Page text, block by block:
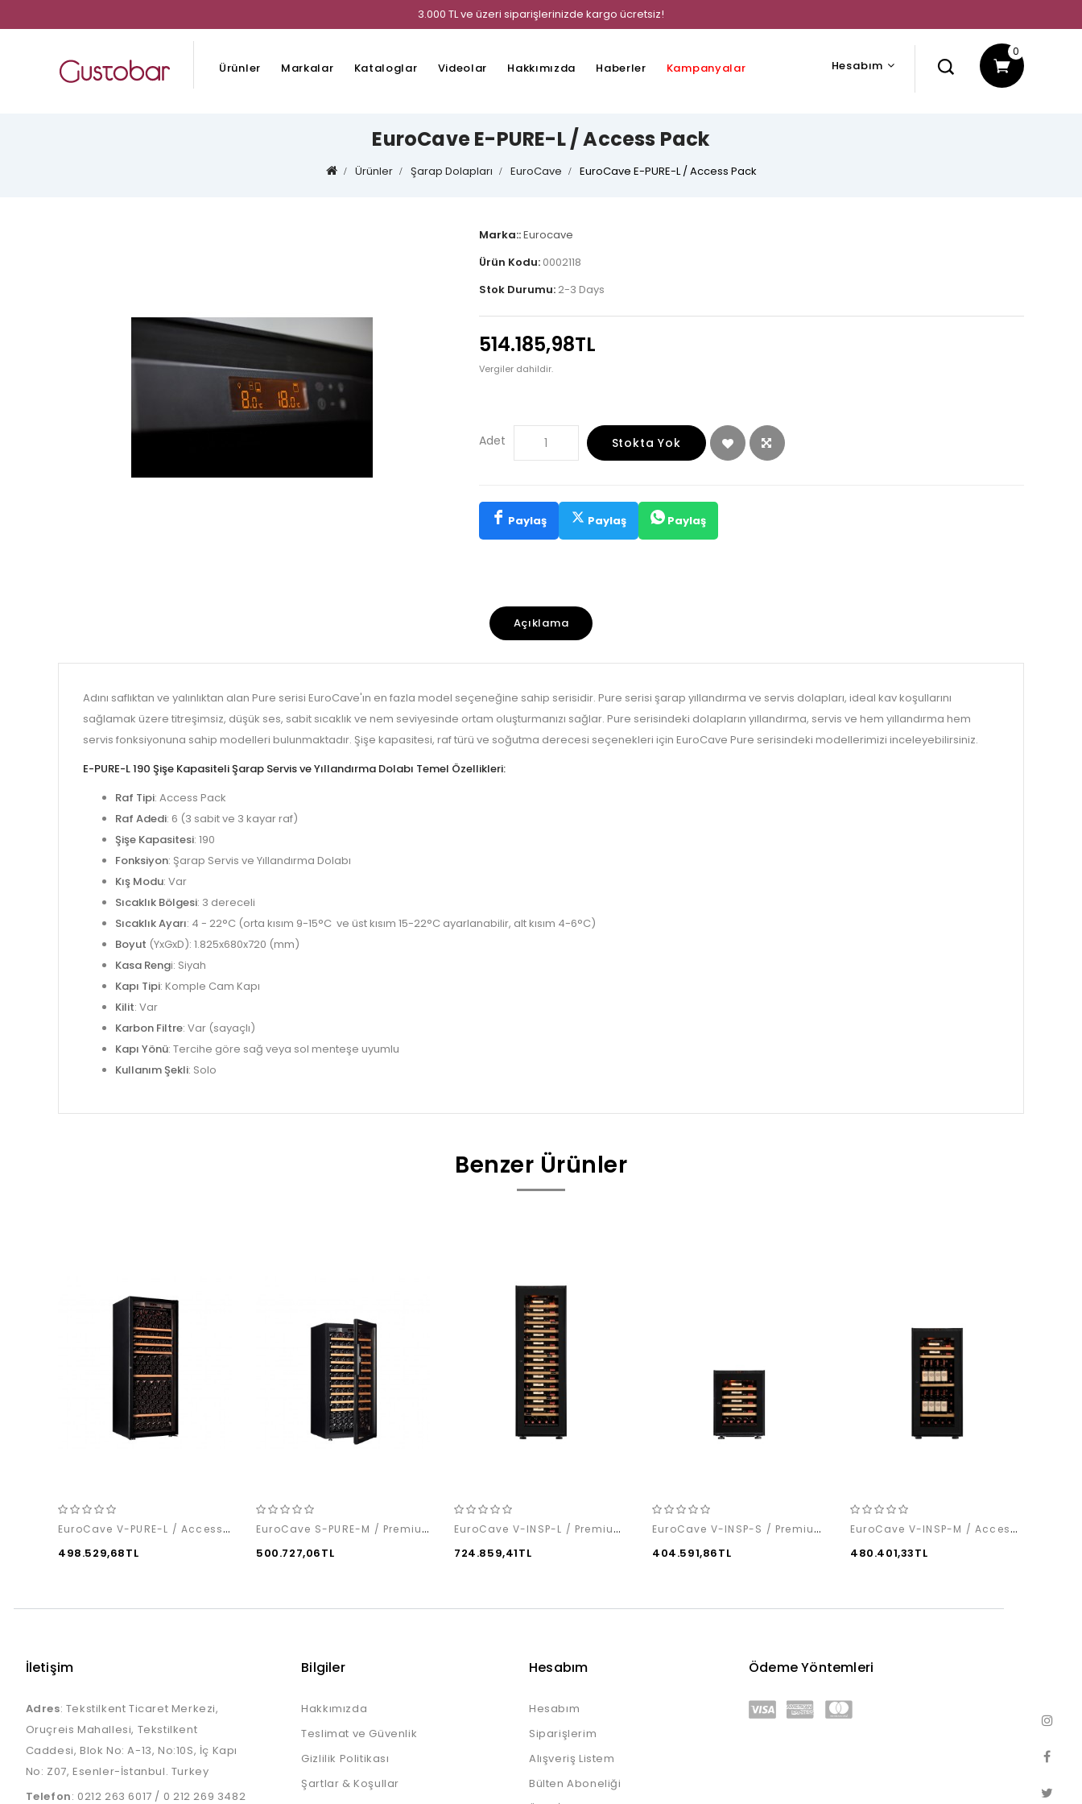
3.000 TL ve üzeri siparişlerinizde kargo ücretsiz!
0
Hesabım
Ürünler Markalar Kataloglar Videolar Hakkımızda Haberler Kampanyalar
EuroCave E-PURE-L / Access Pack
Ürünler Şarap Dolapları EuroCave EuroCave E-PURE-L / Access Pack
Marka::Eurocave
Ürün Kodu: 0002118
Stok Durumu: 2-3 Days
514.185,98TL
Vergiler dahildir.
Adet Stokta Yok
Paylaş Paylaş Paylaş
Açıklama
Adını saflıktan ve yalınlıktan alan Pure serisi EuroCave'ın en fazla model seçeneğine sahip serisidir. Pure serisi şarap yıllandırma ve servis dolapları, ideal kav koşullarını
sağlamak üzere titreşimsiz, düşük ses, sabit sıcaklık ve nem seviyesinde ortam oluşturmanızı sağlar. Pure serisindeki dolapların yıllandırma, servis ve hem yıllandırma hem
servis fonksiyonuna sahip modelleri bulunmaktadır. Şişe kapasitesi, raf türü ve soğutma derecesi seçenekleri için EuroCave Pure serisindeki modellerimizi inceleyebilirsiniz.
E-PURE-L 190 Şişe Kapasiteli Şarap ServisveYıllandırma Dolabı Temel Özellikleri:
Raf Tipi: Access Pack
Raf Adedi: 6 (3 sabit ve 3 kayar raf)
Şişe Kapasitesi: 190
Fonksiyon: Şarap Servis ve Yıllandırma Dolabı
Kış Modu: Var
Sıcaklık Bölgesi: 3 dereceli
Sıcaklık Ayarı: 4 - 22°C (orta kısım 9-15°C ve üst kısım 15-22°C ayarlanabilir, alt kısım 4-6°C)
Boyut (YxGxD): 1.825x680x720 (mm)
Kasa Rengi: Siyah
Kapı Tipi: Komple Cam Kapı
Kilit: Var
Karbon Filtre: Var (sayaçlı)
Kapı Yönü: Tercihe göre sağ veya sol menteşe uyumlu
Kullanım Şekli: Solo
Benzer Ürünler
EuroCave V-PURE-L / Access Pack
498.529,68TL
EuroCave S-PURE-M / Premium Pack
500.727,06TL
EuroCave V-INSP-L / Premium Pack
724.859,41TL
EuroCave V-INSP-S / Premium Pack
404.591,86TL
EuroCave V-INSP-M / Access Pack
480.401,33TL
İletişim
Adres: Tekstilkent Ticaret Merkezi,
Oruçreis Mahallesi, Tekstilkent
Caddesi, Blok No: A-13, No:10S, İç Kapı
No: Z07, Esenler-İstanbul. Turkey
Telefon: 0212 263 6017 / 0 212 269 3482
Bilgiler
Hakkımızda
Teslimat ve Güvenlik
Gizlilik Politikası
Şartlar & Koşullar
Hesabım
Hesabım
Siparişlerim
Alışveriş Listem
Bülten Aboneliği
Ödeme Yöntemleri